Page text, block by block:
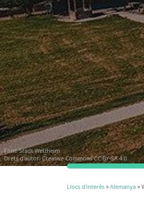
Font:Stadt Welzheim
Drets d'autor:Creative Commons CC BY-SA 4.0
Llocs d'interès » Alemanya »